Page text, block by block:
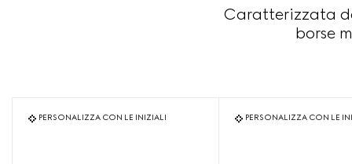
Caratterizzata
borse
PERSONALIZZA CON LE INIZIALI PERSONALIZZA CON LE